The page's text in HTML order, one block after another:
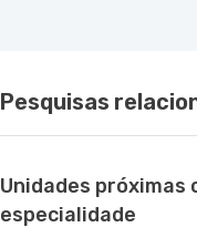
Pesquisas
Unidades próximas
especialidade